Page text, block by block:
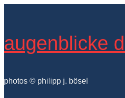
augenblicke
photos © philipp j. bösel